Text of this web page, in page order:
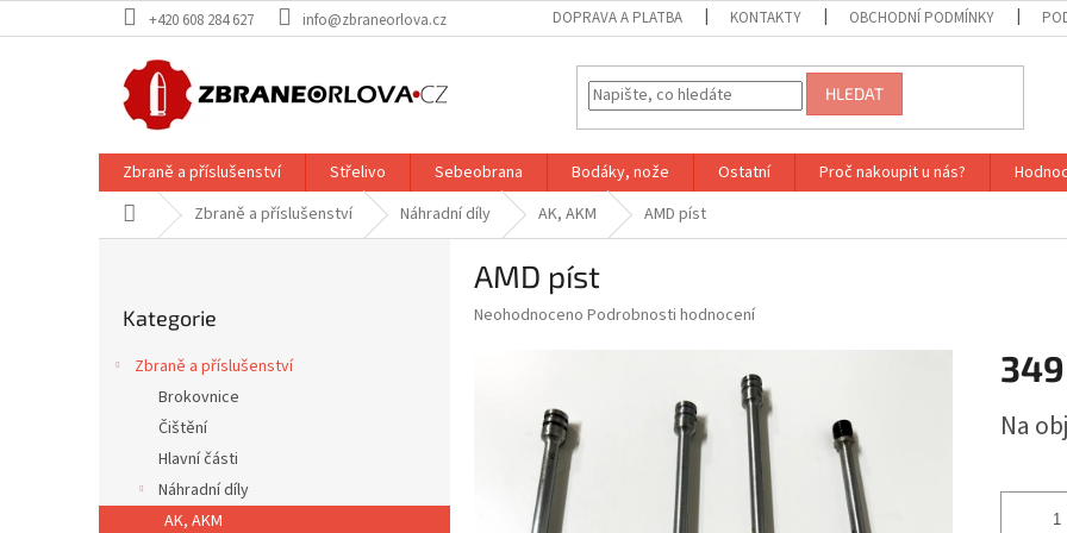
na
+420 608 284 627 info@zbraneorlova.cz DOPRAVA A PLATBA KONTAKTY OBCHODNÍ PODMÍNKY
HLEDAT
Zbraně a příslušenství Střelivo Sebeobrana Bodáky, nože Ostatní Proč nakoupit u nás?
Domů Zbraně a příslušenství Náhradní díly AK, AKM AMD píst
a
kategorie
Kategorie
Zbraně a příslušenství
Brokovnice
Čištění
Hlavní části
Náhradní díly
AK, AKM
AMD píst
Průměrné
hvězdiček.
Neohodnoceno Podrobnosti hodnocení
cena:
Na